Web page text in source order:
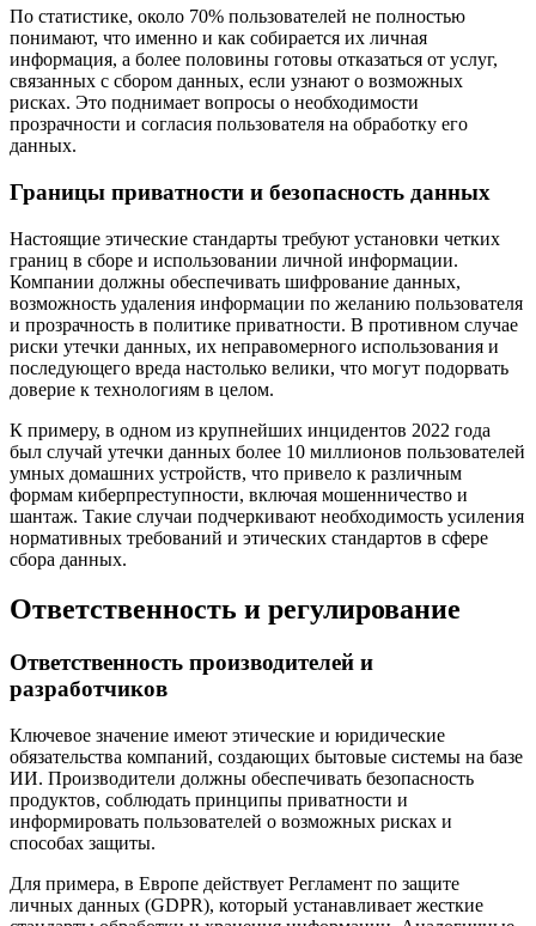
По статистике, около 70% пользователей не полностью
понимают, что именно и как собирается их личная
информация, а более половины готовы отказаться от услуг,
связанных с сбором данных, если узнают о возможных
рисках. Это поднимает вопросы о необходимости
прозрачности и согласия пользователя на обработку его
данных.
Границы приватности и безопасность данных
Настоящие этические стандарты требуют установки четких
границ в сборе и использовании личной информации.
Компании должны обеспечивать шифрование данных,
возможность удаления информации по желанию пользователя
и прозрачность в политике приватности. В противном случае
риски утечки данных, их неправомерного использования и
последующего вреда настолько велики, что могут подорвать
доверие к технологиям в целом.
К примеру, в одном из крупнейших инцидентов 2022 года
был случай утечки данных более 10 миллионов пользователей
умных домашних устройств, что привело к различным
формам киберпреступности, включая мошенничество и
шантаж. Такие случаи подчеркивают необходимость усиления
нормативных требований и этических стандартов в сфере
сбора данных.
Ответственность и регулирование
Ответственность производителей и
разработчиков
Ключевое значение имеют этические и юридические
обязательства компаний, создающих бытовые системы на базе
ИИ. Производители должны обеспечивать безопасность
продуктов, соблюдать принципы приватности и
информировать пользователей о возможных рисках и
способах защиты.
Для примера, в Европе действует Регламент по защите
личных данных (GDPR), который устанавливает жесткие